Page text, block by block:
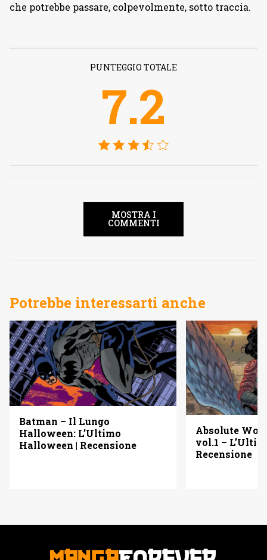
che potrebbe passare, colpevolmente, sotto traccia.
PUNTEGGIO TOTALE
7.2
MOSTRA I
COMMENTI
Potrebbe interessarti anche
Batman – Il Lungo
Halloween: L’Ultimo
Halloween | Recensione
Absolute
vol.1 –
Recensione